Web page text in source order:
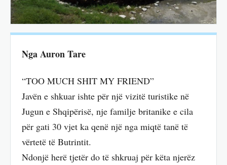
Nga Auron Tare
“TOO MUCH SHIT MY FRIEND”
Javën e shkuar ishte për një vizitë turistike në
Jugun e Shqipërisë, nje familje britanike e cila
për gati 30 vjet ka qenë një nga miqtë tanë të
vërtetë të Butrintit.
Ndonjë herë tjetër do të shkruaj për këta njerëz